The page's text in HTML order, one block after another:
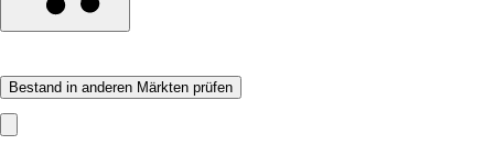
Bestand in anderen Märkten prüfen